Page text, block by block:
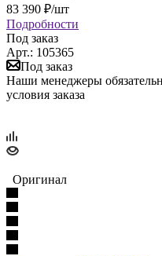
83 390 ₽/шт
Подробности
Под заказ
Арт.: 105365
Под заказ
Наши менеджеры
условия заказа
Оригинал